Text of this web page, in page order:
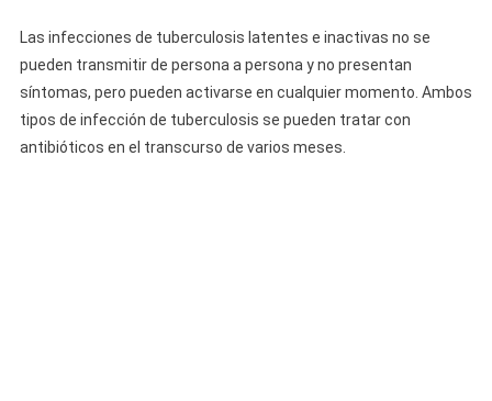
Las infecciones de tuberculosis latentes e inactivas no se
pueden transmitir de persona a persona y no presentan
síntomas, pero pueden activarse en cualquier momento. Ambos
tipos de infección de tuberculosis se pueden tratar con
antibióticos en el transcurso de varios meses.